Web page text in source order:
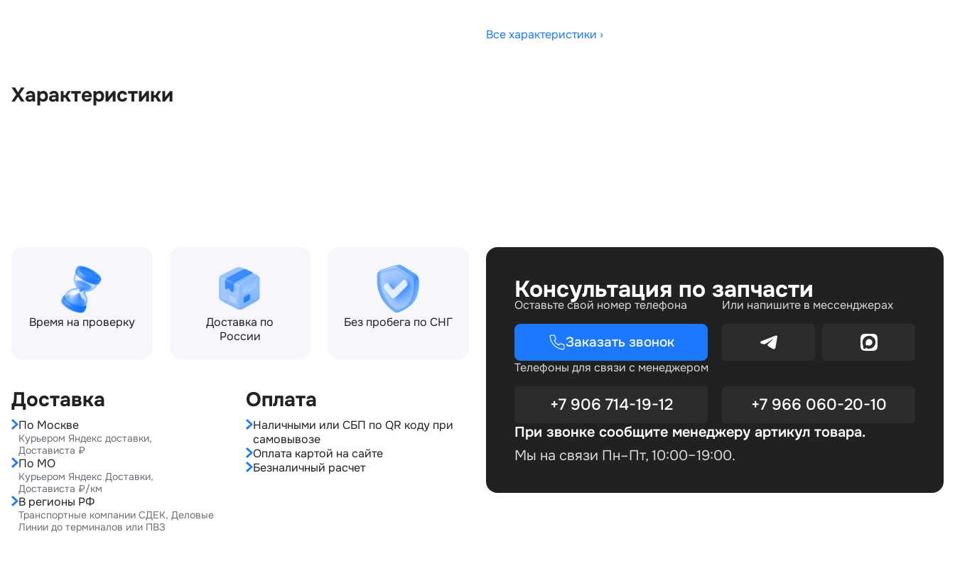
Все характеристики ›
Характеристики
Время на проверку
Доставка по
России
Без пробега по СНГ
Доставка
По Москве
Курьером Яндекс доставки,
Достависта ₽
По МО
Курьером Яндекс Доставки,
Достависта ₽/км
В регионы РФ
Транспортные компании СДЕК, Деловые
Линии до терминалов или ПВЗ
Оплата
Наличными или СБП по QR коду при
самовывозе
Оплата картой на сайте
Безналичный расчет
Консультация по запчасти
Оставьте свой номер телефона
Заказать звонок
Или напишите в мессенджерах
Телефоны для связи с менеджером
+7 906 714-19-12 +7 966 060-20-10
При звонке сообщите менеджеру артикул товара.
Мы на связи Пн–Пт, 10:00–19:00.